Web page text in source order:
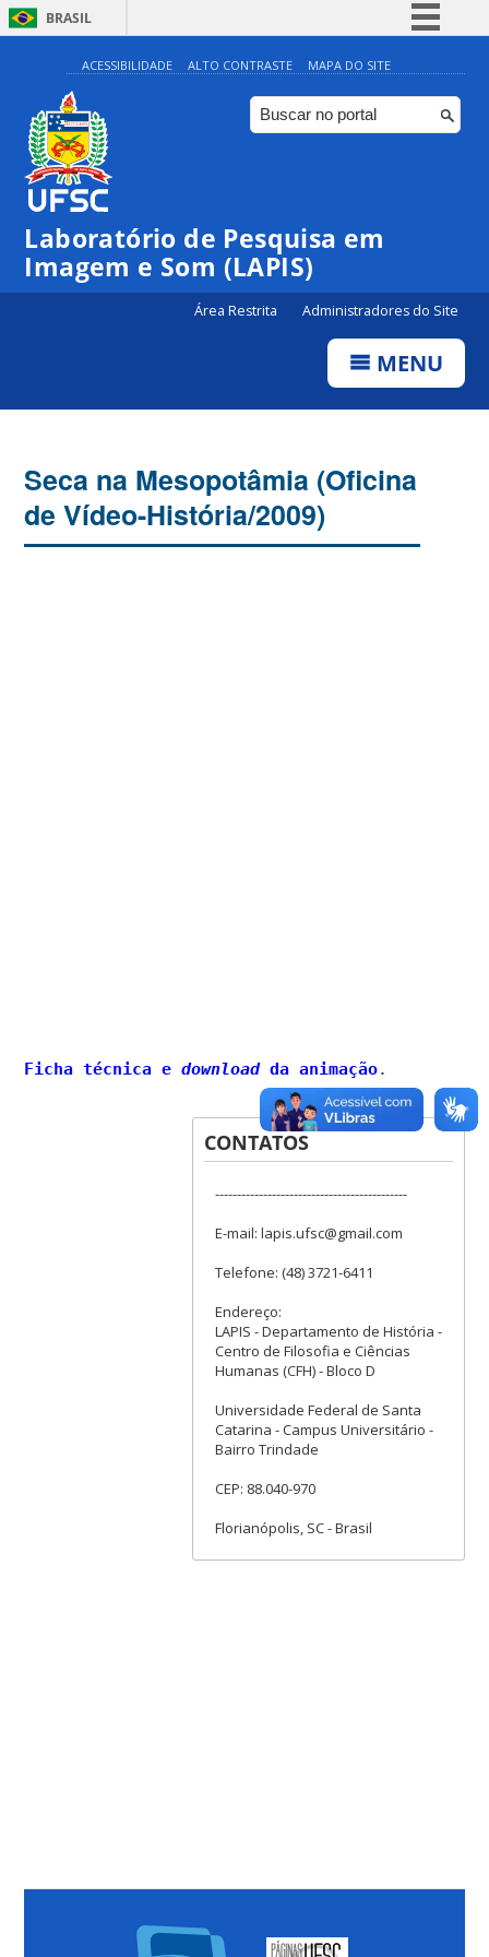
BRASIL
Simplifique!
Comunica BR
Participe
Canais
ACESSIBILIDADE ALTO CONTRASTE MAPA DO SITE
Laboratório de Pesquisa em
Imagem e Som (LAPIS)
Área Restrita Administradores do Site
MENU
Seca na Mesopotâmia (Oficina
de Vídeo-História/2009)
Ficha técnica edownloadda animação.
CONTATOS
--------------------------------------------
E-mail: lapis.ufsc@gmail.com
Telefone: (48) 3721-6411
Endereço:
LAPIS - Departamento de História -
Centro de Filosofia e Ciências
Humanas (CFH) - Bloco D
Universidade Federal de Santa
Catarina - Campus Universitário -
Bairro Trindade
CEP: 88.040-970
Florianópolis, SC - Brasil